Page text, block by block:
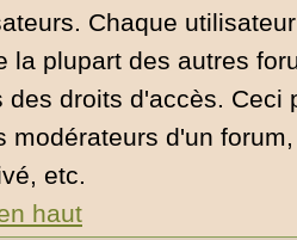
Chaque
la plupart des autres
des droits d'accès. Ceci
modérateurs d'un
etc.
haut